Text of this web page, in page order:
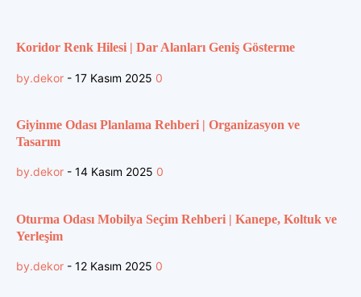
Koridor Renk Hilesi | Dar Alanları Geniş Gösterme
by.dekor - 17 Kasım 2025 0
Giyinme Odası Planlama Rehberi | Organizasyon ve
Tasarım
by.dekor - 14 Kasım 2025 0
Oturma Odası Mobilya Seçim Rehberi | Kanepe, Koltuk ve
Yerleşim
by.dekor - 12 Kasım 2025 0